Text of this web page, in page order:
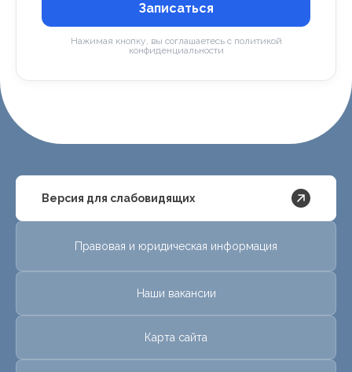
Записаться
Нажимая кнопку, вы соглашаетесь с политикой
конфиденциальности
Версия для слабовидящих
Правовая и юридическая информация
Наши вакансии
Карта сайта